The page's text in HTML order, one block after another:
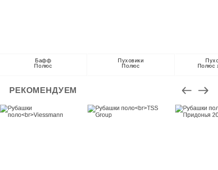
Бафф
Полюс
Пуховики
Полюс
Полюс
РЕКОМЕНДУЕМ